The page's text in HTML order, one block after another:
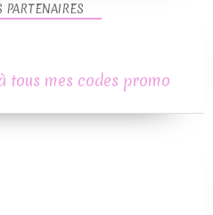
tous mes codes promo